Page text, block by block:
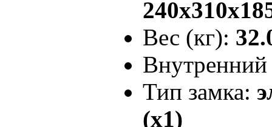
Вес (кг):
Тип замка:
(x1)